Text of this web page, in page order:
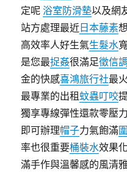
定呢浴室防滑墊以及網
站方處理最近 日本藤素
高效率人好生氣生髮水
是您最捉姦很滿足徵信
金的快感喜鴻旅行社最
最專業的出租蚊蟲叮咬
獨享專線彈性還款零壓
即可辦理帽子力氣飽滿
率也很重要桶裝水效果
滿手作與溫馨感的風清